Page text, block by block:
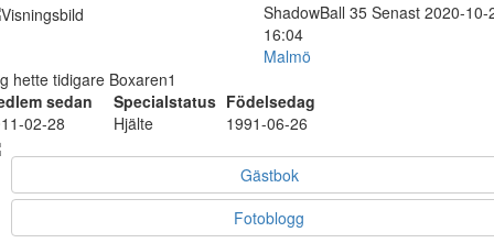
ShadowBall 35 Senast 2020-10-
16:04
Malmö
hette tidigare Boxaren1
sedan
Specialstatus Födelsedag
02-28
Hjälte 1991-06-26
Gästbok
Fotoblogg